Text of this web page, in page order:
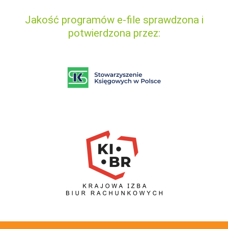
Jakość programów e-file sprawdzona i
potwierdzona przez: